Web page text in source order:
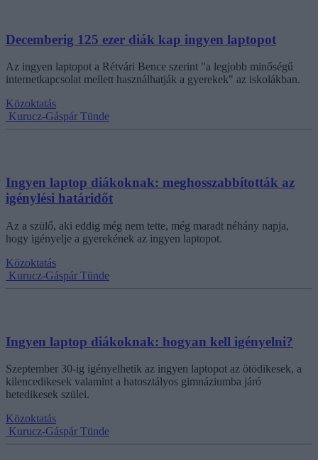
Decemberig 125 ezer diák kap ingyen laptopot
Az ingyen laptopot a Rétvári Bence szerint "a legjobb minőségű
internetkapcsolat mellett használhatják a gyerekek" az iskolákban.
Közoktatás
Kurucz-Gáspár Tünde
Ingyen laptop diákoknak: meghosszabbították az
igénylési határidőt
Az a szülő, aki eddig még nem tette, még maradt néhány napja,
hogy igényelje a gyerekének az ingyen laptopot.
Közoktatás
Kurucz-Gáspár Tünde
Ingyen laptop diákoknak: hogyan kell igényelni?
Szeptember 30-ig igényelhetik az ingyen laptopot az ötödikesek, a
kilencedikesek valamint a hatosztályos gimnáziumba járó
hetedikesek szülei.
Közoktatás
Kurucz-Gáspár Tünde